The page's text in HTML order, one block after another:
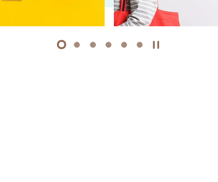
1 2 3 4 5 6 開始/暫停幻燈